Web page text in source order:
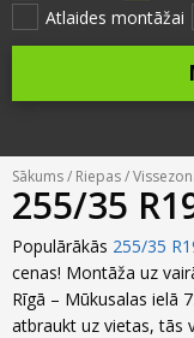
Disku remonts
Riepu
Riepu un
Savirzes
Kondicionieru
TPMS
Riepu zīmoli
Jaunumi
Riepu apzīmējumi
Riepu kalkulators
Biežāk uzdotie
MMK Riepas
Atsauksmes
Foto
Atlaides montāžai
Sākums/ Riepas/
255/35
Populārākās 255/35
cenas! Montāža uz
Rīgā – Mūkusalas ielā
atbraukt uz vietas, tās